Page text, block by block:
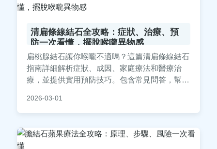
清扁條線結石全攻略：症狀、治療、預
防一次看懂，擺脫喉嚨異物感
扁桃腺結石讓你喉嚨不適嗎？這篇清扁條線結石
指南詳細解析症狀、成因、家庭療法和醫療治
療，並提供實用預防技巧。包含常見問答，幫助
驗和醫學知識，實用性強，適合有喉嚨異物困擾
的讀者參考。
2026-03-01